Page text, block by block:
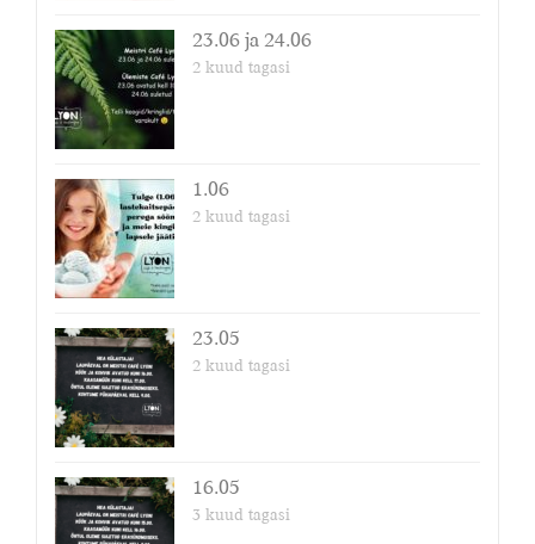
23.06 ja 24.06
2 kuud tagasi
1.06
2 kuud tagasi
23.05
2 kuud tagasi
16.05
3 kuud tagasi